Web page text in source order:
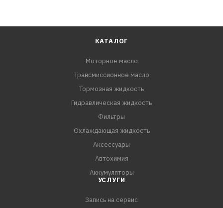
КАТАЛОГ
Моторное масло
Трансмиссионное масло
Тормозная жидкость
Гидравлическая жидкость
Фильтры
Охлаждающая жидкость
Аксессуары
Автохимия
Аккумуляторы
УСЛУГИ
Запись на сервис